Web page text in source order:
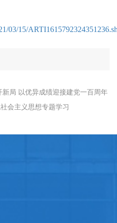
03/15/
局 以优异成绩迎接建党一百周年
会主义思想专题学习